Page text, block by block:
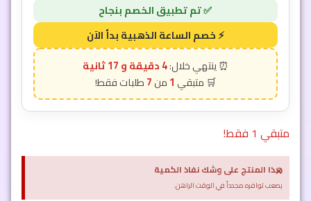
4 دقيقة و 15 ثانية
1
7
متبقي 1 فقط!
هذا المنتج على وشك نفاذ الكمية
يصعب توافره مجدداً في الوقت الراهن.
×